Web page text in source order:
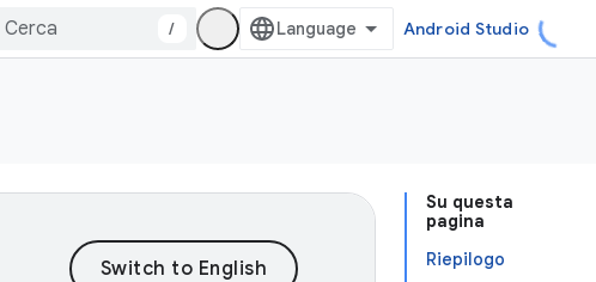
/ Android Studio
Su questa
pagina
Riepilogo